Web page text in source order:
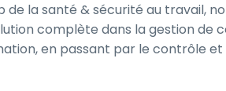
de la santé & sécurité au travail,
complète dans la gestion de
en passant par le contrôle et